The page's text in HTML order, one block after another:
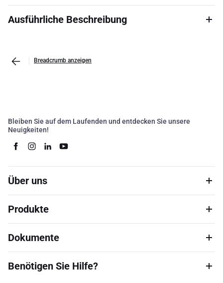
Ausführliche Beschreibung
Breadcrumb anzeigen
Bleiben Sie auf dem Laufenden und entdecken Sie unsere
Neuigkeiten!
Über uns
Produkte
Dokumente
Benötigen Sie Hilfe?